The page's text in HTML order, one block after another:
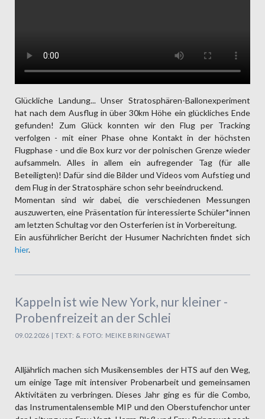
Glückliche Landung... Unser Stratosphären-Ballonexperiment
hat nach dem Ausflug in über 30km Höhe ein glückliches Ende
gefunden! Zum Glück konnten wir den Flug per Tracking
verfolgen - mit einer Phase ohne Kontakt in der höchsten
Flugphase - und die Box kurz vor der polnischen Grenze wieder
aufsammeln. Alles in allem ein aufregender Tag (für alle
Beteiligten)! Dafür sind die Bilder und Videos vom Aufstieg und
dem Flug in der Stratosphäre schon sehr beeindruckend.
Momentan sind wir dabei, die verschiedenen Messungen
auszuwerten, eine Präsentation für interessierte Schüler*innen
am letzten Schultag vor den Osterferien ist in Vorbereitung.
Ein ausführlicher Bericht der Husumer Nachrichten findet sich
hier.
Kappeln ist wie New York, nur kleiner -
Probenfreizeit an der Schlei
09.02.2026 | TEXT: & FOTO: MEIKE BRINGEWAT
Alljährlich machen sich Musikensembles der HTS auf den Weg,
um einige Tage mit intensiver Probenarbeit und gemeinsamen
Aktivitäten zu verbringen. Dieses Jahr ging es für die Combo,
das Instrumentalensemble MIP und den Oberstufenchor unter